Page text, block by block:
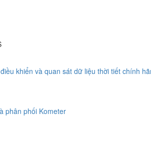
khiển và quan sát dữ liệu thời tiết chính
phân phối Kometer